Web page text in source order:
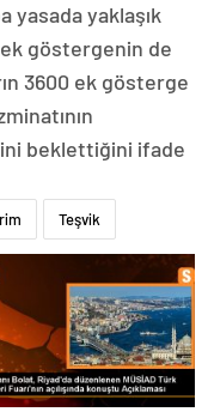
yasada yaklaşık
göstergenin de
3600 ek gösterge
beklettiğini ifade
Teşvik